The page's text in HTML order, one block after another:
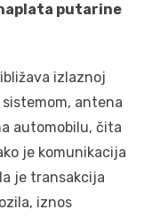
putarine
izlaznoj
antena
automobilu, čita
je komunikacija
je transakcija
iznos